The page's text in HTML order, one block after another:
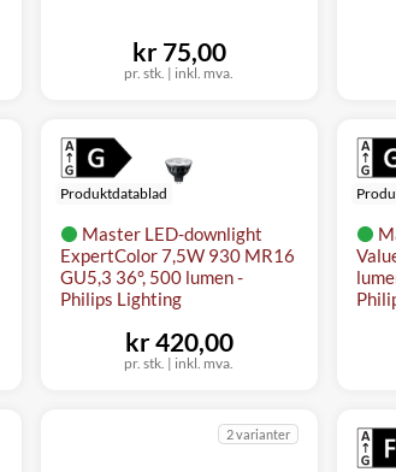
pr. stk. | inkl. mva.
kr 75,00
Master LED-downlight
ExpertColor 7,5W 930 MR16
GU5,3 36°, 500 lumen -
Philips Lighting
Produktdatablad
pr. stk. | inkl. mva.
kr 420,00
2 varianter